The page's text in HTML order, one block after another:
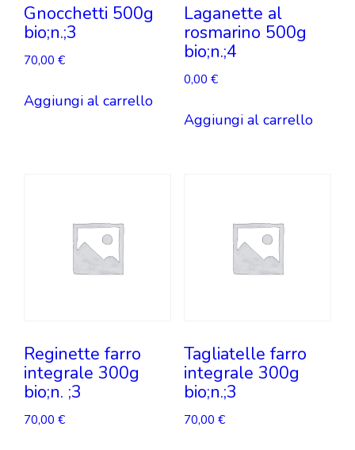
Gnocchetti 500g
bio;n.;3
70,00€
Aggiungi al carrello
Laganette al
rosmarino 500g
bio;n.;4
0,00 €
Aggiungi al carrello
Reginette farro
integrale 300g
bio;n. ;3
70,00€
Tagliatelle farro
integrale 300g
bio;n.;3
70,00 €